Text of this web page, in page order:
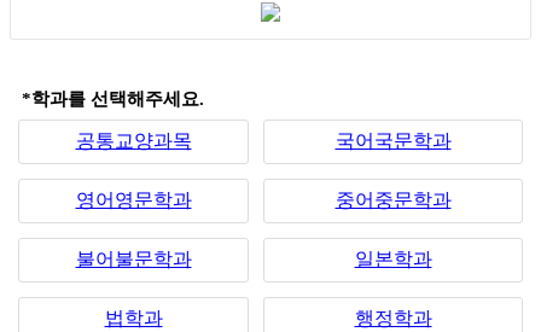
*학과를 선택해주세요.
공통교양과목 국어국문학과
영어영문학과 중어중문학과
불어불문학과 일본학과
법학과 행정학과